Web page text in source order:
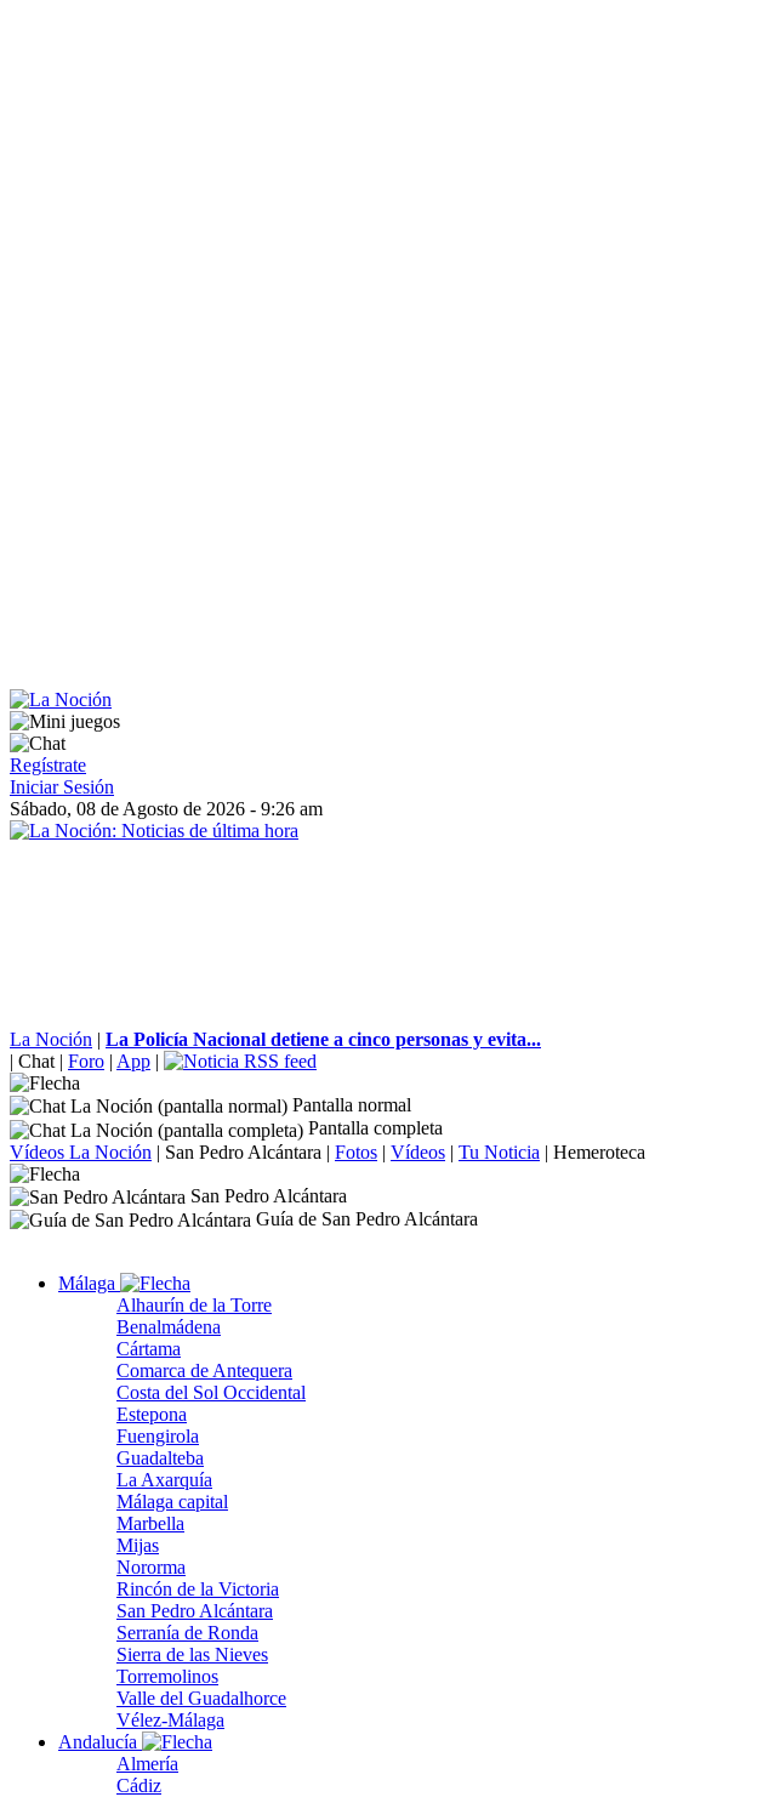
Regístrate
Iniciar Sesión
Sábado, 08 de Agosto de 2026 - 9:26 am
La Noción | La Policía Nacional detiene a cinco personas y evita...
| Chat | Foro | App |
Pantalla normal
Pantalla completa
Vídeos La Noción | San Pedro Alcántara | Fotos | Vídeos | Tu Noticia | Hemeroteca
San Pedro Alcántara
Guía de San Pedro Alcántara
Málaga
Alhaurín de la Torre
Benalmádena
Cártama
Comarca de Antequera
Costa del Sol Occidental
Estepona
Fuengirola
Guadalteba
La Axarquía
Málaga capital
Marbella
Mijas
Nororma
Rincón de la Victoria
San Pedro Alcántara
Serranía de Ronda
Sierra de las Nieves
Torremolinos
Valle del Guadalhorce
Vélez-Málaga
Andalucía
Almería
Cádiz